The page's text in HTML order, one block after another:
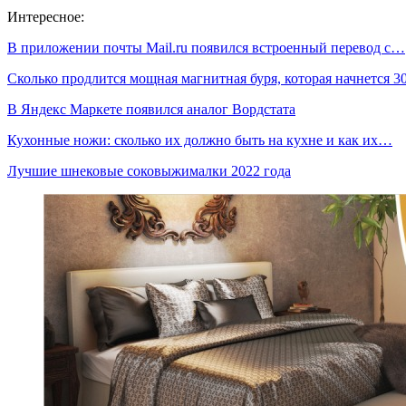
Интересное:
В приложении почты Mail.ru появился встроенный перевод с…
Сколько продлится мощная магнитная буря, которая начнется
В Яндекс Маркете появился аналог Вордстата
Кухонные ножи: сколько их должно быть на кухне и как их…
Лучшие шнековые соковыжималки 2022 года